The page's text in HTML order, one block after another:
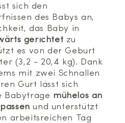
sich den
des Babys an,
das Baby in
gerichtet zu
es von der Geburt
(3,2 - 20,4 kg). Dank
mit zwei Schnallen
Gurt lässt sich
Babytrage mühelos an
und unterstützt
arbeitsreichen Tag